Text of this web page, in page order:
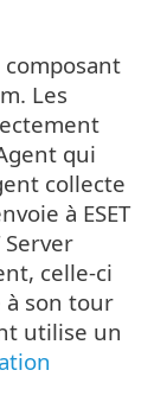
Les
qui
collecte
à ESET
Server
celle-ci
à son tour
utilise un